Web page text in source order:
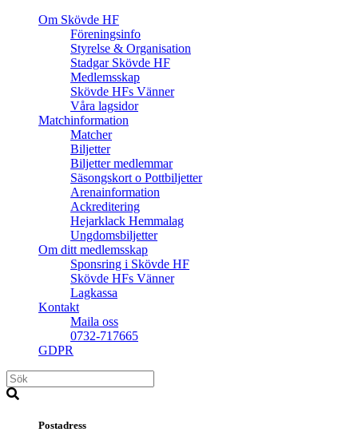
Om Skövde HF
Föreningsinfo
Styrelse & Organisation
Stadgar Skövde HF
Medlemsskap
Skövde HFs Vänner
Våra lagsidor
Matchinformation
Matcher
Biljetter
Biljetter medlemmar
Säsongskort o Pottbiljetter
Arenainformation
Ackreditering
Hejarklack Hemmalag
Ungdomsbiljetter
Om ditt medlemsskap
Sponsring i Skövde HF
Skövde HFs Vänner
Lagkassa
Kontakt
Maila oss
0732-717665
GDPR
Postadress